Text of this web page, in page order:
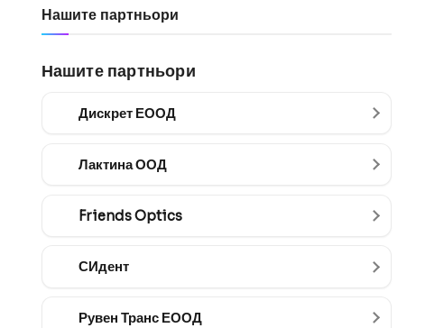
Нашите партньори
Нашите партньори
Дискрет ЕООД
Лактина ООД
Friends Optics
СИдент
Рувен Транс ЕООД